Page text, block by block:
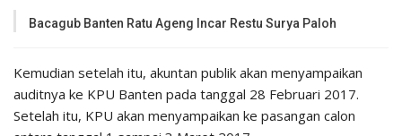
Bacagub Banten Ratu Ageng Incar Restu Surya Paloh
Kemudian setelah itu, akuntan publik akan menyampaikan
auditnya ke KPU Banten pada tanggal 28 Februari 2017.
Setelah itu, KPU akan menyampaikan ke pasangan calon